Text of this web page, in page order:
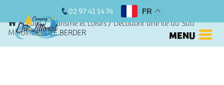
02 97 41 14 74 FR
MENU
Accueil/Tourisme et Loisirs/Découvrir une île du Sud
Morbihan/ILE BERDER